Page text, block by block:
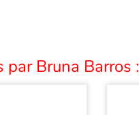
Bruna Barros :